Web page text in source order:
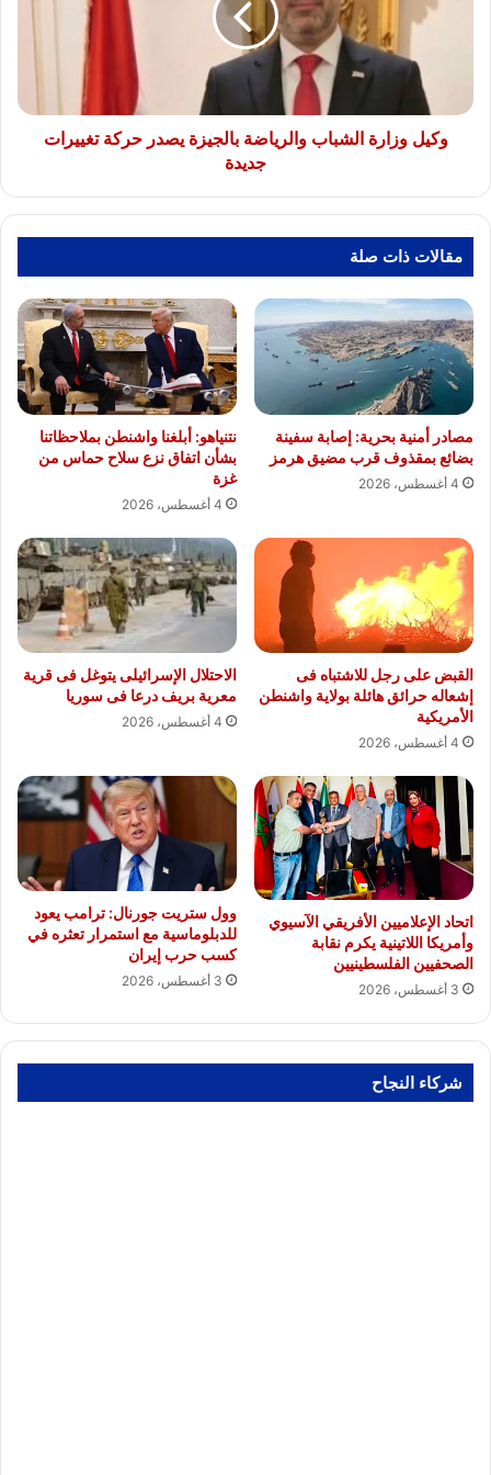
جديدة
وكيل وزارة الشباب والرياضة بالجيزة يصدر حركة تغييرات
جديدة
مقالات ذات صلة
مصادر أمنية بحرية: إصابة سفينة
بضائع بمقذوف قرب مضيق هرمز
4 أغسطس، 2026
نتنياهو: أبلغنا واشنطن بملاحظاتنا
بشأن اتفاق نزع سلاح حماس من
غزة
4 أغسطس، 2026
القبض على رجل للاشتباه فى
إشعاله حرائق هائلة بولاية واشنطن
الأمريكية
4 أغسطس، 2026
الاحتلال الإسرائيلى يتوغل فى قرية
معرية بريف درعا فى سوريا
4 أغسطس، 2026
اتحاد الإعلاميين الأفريقي الآسيوي
وأمريكا اللاتينية يكرم نقابة
الصحفيين الفلسطينيين
3 أغسطس، 2026
وول ستريت جورنال: ترامب يعود
للدبلوماسية مع استمرار تعثره في
كسب حرب إيران
3 أغسطس، 2026
شركاء النجاح